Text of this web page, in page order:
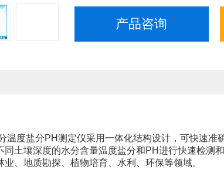
产品咨询
温度盐分PH测定仪采用一体化结构设计，可快速准
土壤深度的水分含量温度盐分和PH进行快速检测
、地质勘探、植物培育、水利、环保等领域。